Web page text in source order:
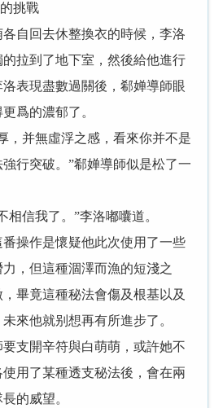
挑戰
回去休整換衣的時候，李洛
拉到了地下室，然後給他進行
表現盡數過關後，郗婵導師眼
爲的濃郁了。
并無虛浮之感，看來你并不是
行突破。”郗婵導師似是松了一
信我了。”李洛嘟囔道。
作是懷疑他此次使用了一些
，但這種涸澤而漁的短淺之
畢竟這種秘法會傷及根基以及
來他就别想再有所進步了。
開辛符與白萌萌，或許她不
用了某種透支秘法後，會在兩
的威望。